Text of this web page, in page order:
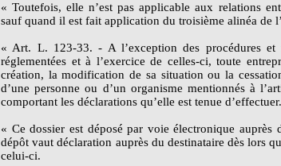
« Toutefois, elle n’est pas applicable aux relations
sauf quand il est fait application du troisième alinéa de
« Art. L. 123-33. - A l’exception des procédures et
réglementées et à l’exercice de celles-ci, toute
création, la modification de sa situation ou la
d’une personne ou d’un organisme mentionnés à
comportant les déclarations qu’elle est tenue d’effectuer.
« Ce dossier est déposé par voie électronique auprès
dépôt vaut déclaration auprès du destinataire dès lors
celui-ci.